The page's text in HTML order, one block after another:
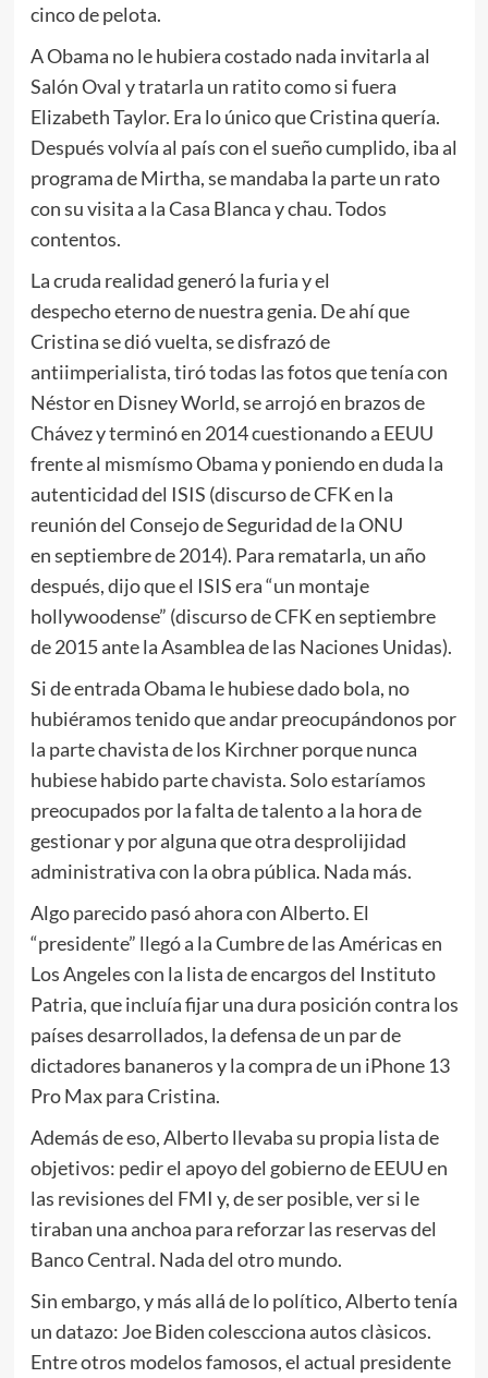
cinco de pelota.
A Obama no le hubiera costado nada invitarla al
Salón Oval y tratarla un ratito como si fuera
Elizabeth Taylor. Era lo único que Cristina quería.
Después volvía al país con el sueño cumplido, iba al
programa de Mirtha, se mandaba la parte un rato
con su visita a la Casa Blanca y chau. Todos
contentos.
La cruda realidad generó la furia y el
despecho eterno de nuestra genia. De ahí que
Cristina se dió vuelta, se disfrazó de
antiimperialista, tiró todas las fotos que tenía con
Néstor en Disney World, se arrojó en brazos de
Chávez y terminó en 2014 cuestionando a EEUU
frente al mismísmo Obama y poniendo en duda la
autenticidad del ISIS (discurso de CFK en la
reunión del Consejo de Seguridad de la ONU
en septiembre de 2014). Para rematarla, un año
después, dijo que el ISIS era “un montaje
hollywoodense” (discurso de CFK en septiembre
de 2015 ante la Asamblea de las Naciones Unidas).
Si de entrada Obama le hubiese dado bola, no
hubiéramos tenido que andar preocupándonos por
la parte chavista de los Kirchner porque nunca
hubiese habido parte chavista. Solo estaríamos
preocupados por la falta de talento a la hora de
gestionar y por alguna que otra desprolijidad
administrativa con la obra pública. Nada más.
Algo parecido pasó ahora con Alberto. El
“presidente” llegó a la Cumbre de las Américas en
Los Angeles con la lista de encargos del Instituto
Patria, que incluía fijar una dura posición contra los
países desarrollados, la defensa de un par de
dictadores bananeros y la compra de un iPhone 13
Pro Max para Cristina.
Además de eso, Alberto llevaba su propia lista de
objetivos: pedir el apoyo del gobierno de EEUU en
las revisiones del FMI y, de ser posible, ver si le
tiraban una anchoa para reforzar las reservas del
Banco Central. Nada del otro mundo.
Sin embargo, y más allá de lo político, Alberto tenía
un datazo: Joe Biden colescciona autos clàsicos.
Entre otros modelos famosos, el actual presidente